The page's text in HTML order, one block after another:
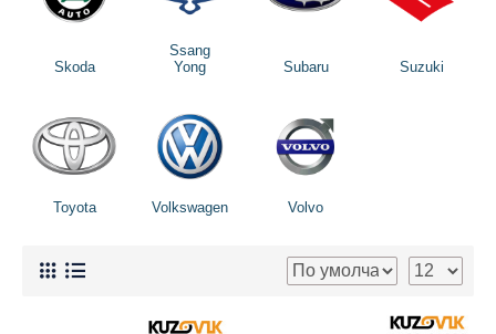
Skoda
Ssang
Yong
Subaru Suzuki
Toyota Volkswagen Volvo